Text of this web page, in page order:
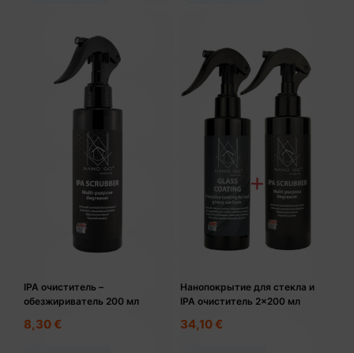
IPA очиститель –
обезжириватель 200 мл
8,30€
Нанопокрытие для стекла и
IPA очиститель 2×200 мл
34,10€